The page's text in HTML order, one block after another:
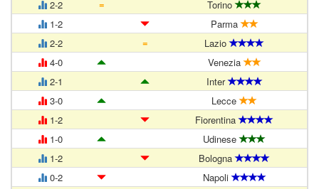
2-2
=
Torino
1-2
Parma
2-2
=
Lazio
4-0
Venezia
2-1
Inter
3-0
Lecce
1-2
Fiorentina
1-0
Udinese
1-2
Bologna
0-2
Napoli